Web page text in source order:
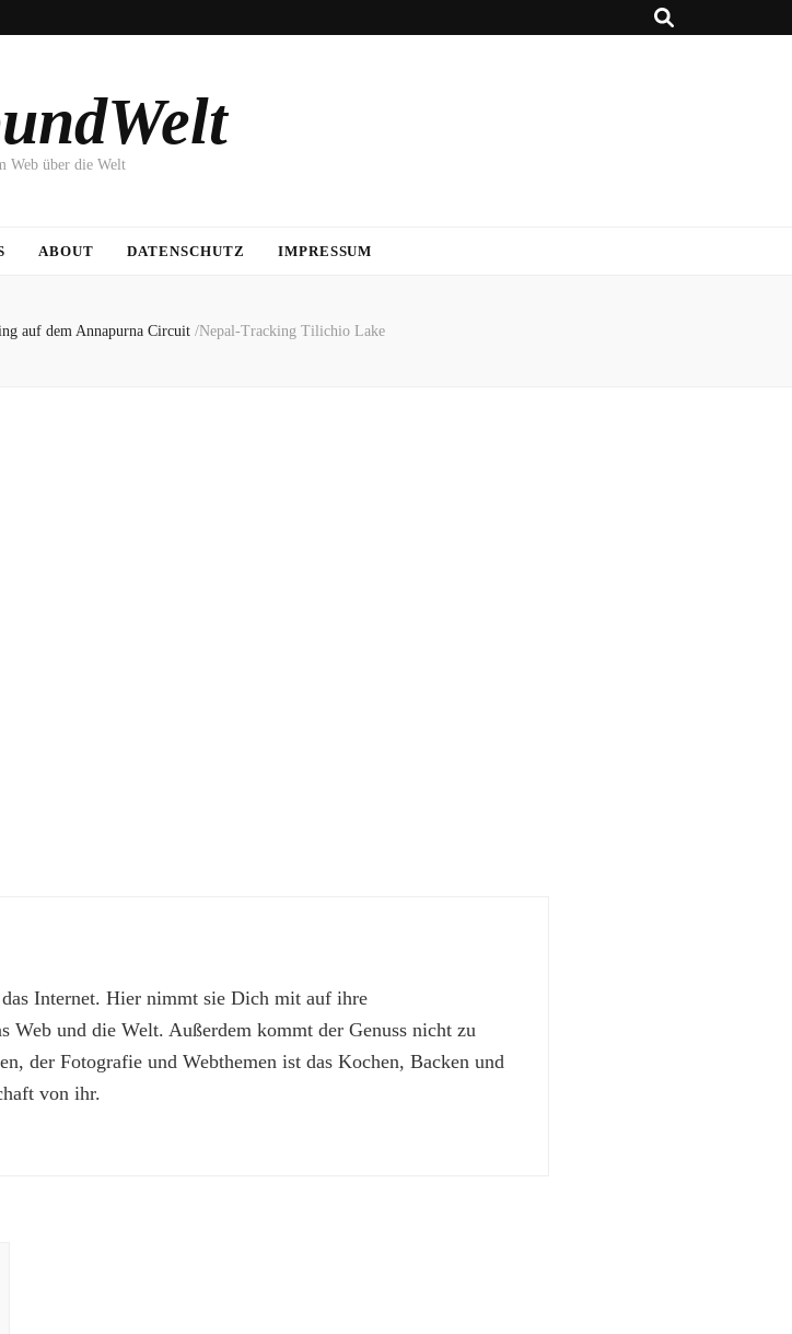
Web über die Welt
ABOUT DATENSCHUTZ IMPRESSUM
auf dem Annapurna Circuit /Nepal-Tracking Tilichio Lake
Internet. Hier nimmt sie Dich mit auf ihre
Web und die Welt. Außerdem kommt der Genuss nicht zu
der Fotografie und Webthemen ist das Kochen, Backen und
von ihr.